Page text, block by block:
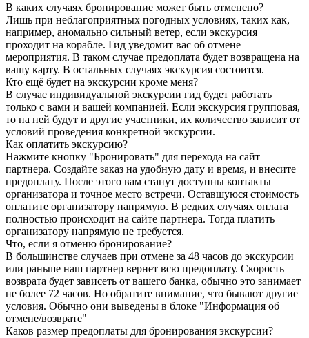
В каких случаях бронирование может быть отменено?
Лишь при неблагоприятных погодных условиях, таких как,
например, аномально сильный ветер, если экскурсия
проходит на корабле. Гид уведомит вас об отмене
мероприятия. В таком случае предоплата будет возвращена на
вашу карту. В остальных случаях экскурсия состоится.
Кто ещё будет на экскурсии кроме меня?
В случае индивидуальной экскурсии гид будет работать
только с вами и вашей компанией. Если экскурсия групповая,
то на ней будут и другие участники, их количество зависит от
условий проведения конкретной экскурсии.
Как оплатить экскурсию?
Нажмите кнопку "Бронировать" для перехода на сайт
партнера. Создайте заказ на удобную дату и время, и внесите
предоплату. После этого вам станут доступны контакты
организатора и точное место встречи. Оставшуюся стоимость
оплатите организатору напрямую. В редких случаях оплата
полностью происходит на сайте партнера. Тогда платить
организатору напрямую не требуется.
Что, если я отменю бронирование?
В большинстве случаев при отмене за 48 часов до экскурсии
или раньше наш партнер вернет всю предоплату. Скорость
возврата будет зависеть от вашего банка, обычно это занимает
не более 72 часов. Но обратите внимание, что бывают другие
условия. Обычно они выведены в блоке "Информация об
отмене/возврате"
Каков размер предоплаты для бронирования экскурсии?